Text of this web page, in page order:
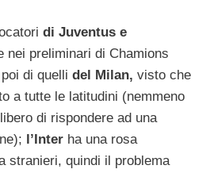
di Juventus e
nei preliminari di Chamions
di quelli del Milan, visto che
a tutte le latitudini (nemmeno
di rispondere ad una
l’Inter ha una rosa
stranieri, quindi il problema